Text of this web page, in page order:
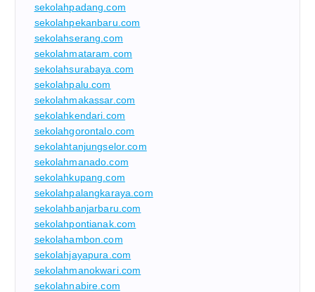
sekolahpadang.com
sekolahpekanbaru.com
sekolahserang.com
sekolahmataram.com
sekolahsurabaya.com
sekolahpalu.com
sekolahmakassar.com
sekolahkendari.com
sekolahgorontalo.com
sekolahtanjungselor.com
sekolahmanado.com
sekolahkupang.com
sekolahpalangkaraya.com
sekolahbanjarbaru.com
sekolahpontianak.com
sekolahambon.com
sekolahjayapura.com
sekolahmanokwari.com
sekolahnabire.com